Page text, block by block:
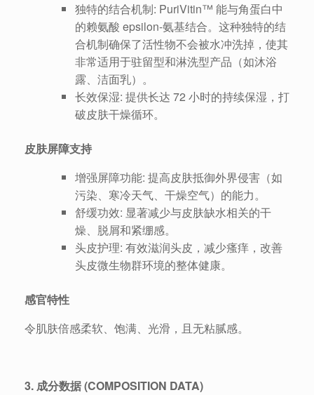
独特的结合机制: PuriVitin™ 能与角蛋白中
的赖氨酸 epsilon-氨基结合。这种独特的结
合机制确保了活性物不会被水冲洗掉，使其
非常适用于驻留型和淋洗型产品（如沐浴
露、洁面乳）。
长效保湿: 提供长达 72 小时的持续保湿，打
破皮肤干燥循环。
皮肤屏障支持
增强屏障功能: 提高皮肤抵御外界侵害（如
污染、寒冷天气、干燥空气）的能力。
舒缓功效: 显著减少与皮肤缺水相关的干
燥、脱屑和紧绷感。
头皮护理: 有效滋润头皮，减少瘙痒，改善
头皮微生物群环境的整体健康。
感官特性
令肌肤倍感柔软、饱满、光滑，且无粘腻感。
3. 成分数据 (COMPOSITION DATA)